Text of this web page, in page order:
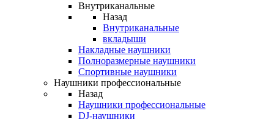
Внутриканальные
Назад
Внутриканальные
вкладыши
Накладные наушники
Полноразмерные наушники
Спортивные наушники
Наушники профессиональные
Назад
Наушники профессиональные
DJ-наушники